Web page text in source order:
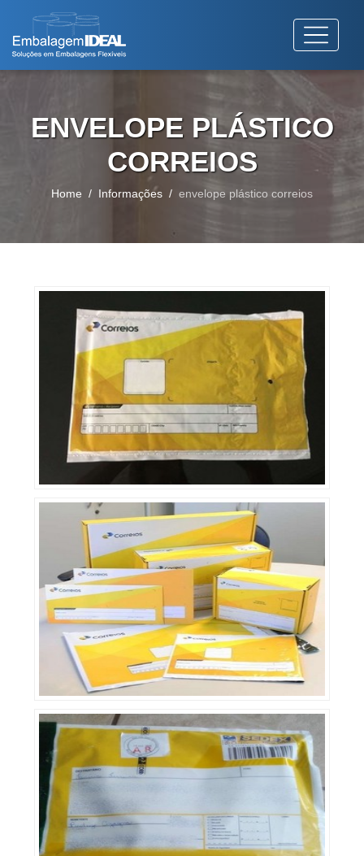
ENVELOPE PLÁSTICO
CORREIOS
Home Informações envelope plástico correios